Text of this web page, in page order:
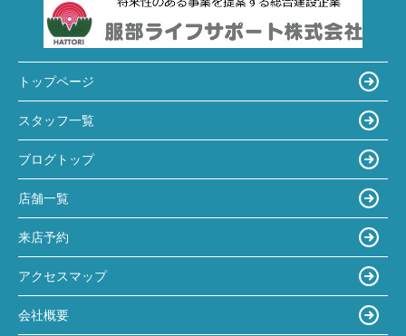
トップページ
スタッフ一覧
ブログトップ
店舗一覧
来店予約
アクセスマップ
会社概要